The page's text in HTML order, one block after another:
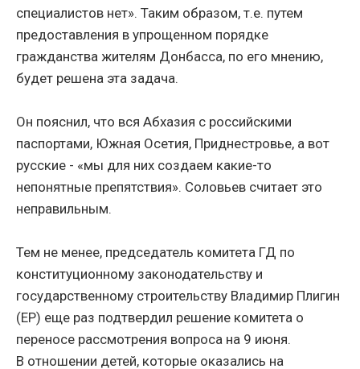
специалистов нет». Таким образом, т.е. путем
предоставления в упрощенном порядке
гражданства жителям Донбасса, по его мнению,
будет решена эта задача.
Он пояснил, что вся Абхазия с российскими
паспортами, Южная Осетия, Приднестровье, а вот
русские - «мы для них создаем какие-то
непонятные препятствия». Соловьев считает это
неправильным.
Тем не менее, председатель комитета ГД по
конституционному законодательству и
государственному строительству Владимир Плигин
(ЕР) еще раз подтвердил решение комитета о
переносе рассмотрения вопроса на 9 июня.
В отношении детей, которые оказались на